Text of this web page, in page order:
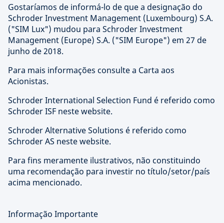
Gostaríamos de informá-lo de que a designação do
Schroder Investment Management (Luxembourg) S.A.
("SIM Lux") mudou para Schroder Investment
Management (Europe) S.A. ("SIM Europe") em 27 de
junho de 2018.
Para mais informações consulte a Carta aos
Acionistas.
Schroder International Selection Fund é referido como
Schroder ISF neste website.
Schroder Alternative Solutions é referido como
Schroder AS neste website.
Para fins meramente ilustrativos, não constituindo
uma recomendação para investir no título/setor/país
acima mencionado.
Informação Importante